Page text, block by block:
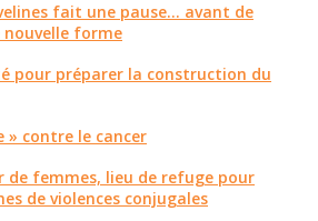
fait une pause... avant de
nouvelle forme
pour préparer la construction du
» contre le cancer
de femmes, lieu de refuge pour
de violences conjugales